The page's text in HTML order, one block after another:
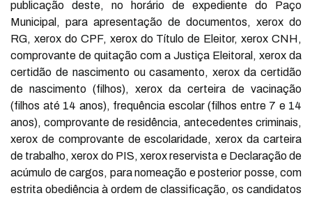
publicação deste, no horário de expediente do Paço
Municipal, para apresentação de documentos, xerox do
RG, xerox do CPF, xerox do Título de Eleitor, xerox CNH,
comprovante de quitação com a Justiça Eleitoral, xerox da
certidão de nascimento ou casamento, xerox da certidão
de nascimento (filhos), xerox da certeira de vacinação
(filhos até 14 anos), frequência escolar (filhos entre 7 e 14
anos), comprovante de residência, antecedentes criminais,
xerox de comprovante de escolaridade, xerox da carteira
de trabalho, xerox do PIS, xerox reservista e Declaração de
acúmulo de cargos, para nomeação e posterior posse, com
estrita obediência à ordem de classificação, os candidatos